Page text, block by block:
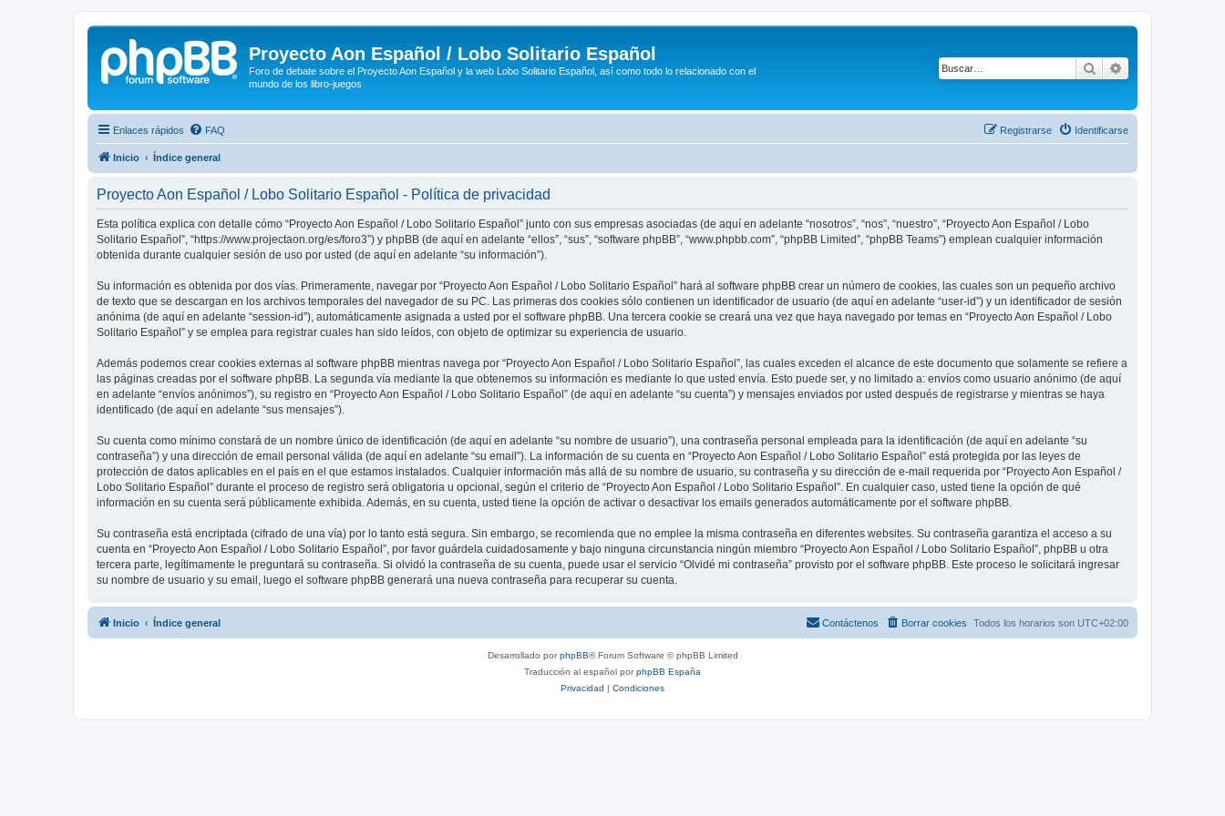
Proyecto Aon Español / Lobo Solitario Español
Foro de debate sobre el Proyecto Aon Español y la web Lobo Solitario Español, así como todo lo relacionado con el
mundo de los libro-juegos
Buscar
Enlaces rápidos FAQ Identificarse
Registrarse
Inicio Índice general
Proyecto Aon Español / Lobo Solitario Español - Política de privacidad
Esta política explica con detalle cómo “Proyecto Aon Español / Lobo Solitario Español” junto con sus empresas asociadas (de aquí en adelante “nosotros”, “nos”, “nuestro”, “Proyecto Aon Español / Lobo
Solitario Español”, “https://www.projectaon.org/es/foro3”) y phpBB (de aquí en adelante “ellos”, “sus”, “software phpBB”, “www.phpbb.com”, “phpBB Limited”, “phpBB Teams”) emplean cualquier información
obtenida durante cualquier sesión de uso por usted (de aquí en adelante “su información”).
Su información es obtenida por dos vías. Primeramente, navegar por “Proyecto Aon Español / Lobo Solitario Español” hará al software phpBB crear un número de cookies, las cuales son un pequeño archivo
de texto que se descargan en los archivos temporales del navegador de su PC. Las primeras dos cookies sólo contienen un identificador de usuario (de aquí en adelante “user-id”) y un identificador de sesión
anónima (de aquí en adelante “session-id”), automáticamente asignada a usted por el software phpBB. Una tercera cookie se creará una vez que haya navegado por temas en “Proyecto Aon Español / Lobo
Solitario Español” y se emplea para registrar cuales han sido leídos, con objeto de optimizar su experiencia de usuario.
Además podemos crear cookies externas al software phpBB mientras navega por “Proyecto Aon Español / Lobo Solitario Español”, las cuales exceden el alcance de este documento que solamente se refiere a
las páginas creadas por el software phpBB. La segunda vía mediante la que obtenemos su información es mediante lo que usted envía. Esto puede ser, y no limitado a: envíos como usuario anónimo (de aquí
en adelante “envíos anónimos”), su registro en “Proyecto Aon Español / Lobo Solitario Español” (de aquí en adelante “su cuenta”) y mensajes enviados por usted después de registrarse y mientras se haya
identificado (de aquí en adelante “sus mensajes”).
Su cuenta como mínimo constará de un nombre único de identificación (de aquí en adelante “su nombre de usuario”), una contraseña personal empleada para la identificación (de aquí en adelante “su
contraseña”) y una dirección de email personal válida (de aquí en adelante “su email”). La información de su cuenta en “Proyecto Aon Español / Lobo Solitario Español” está protegida por las leyes de
protección de datos aplicables en el país en el que estamos instalados. Cualquier información más allá de su nombre de usuario, su contraseña y su dirección de e-mail requerida por “Proyecto Aon Español /
Lobo Solitario Español” durante el proceso de registro será obligatoria u opcional, según el criterio de “Proyecto Aon Español / Lobo Solitario Español”. En cualquier caso, usted tiene la opción de qué
información en su cuenta será públicamente exhibida. Además, en su cuenta, usted tiene la opción de activar o desactivar los emails generados automáticamente por el software phpBB.
Su contraseña está encriptada (cifrado de una vía) por lo tanto está segura. Sin embargo, se recomienda que no emplee la misma contraseña en diferentes websites. Su contraseña garantiza el acceso a su
cuenta en “Proyecto Aon Español / Lobo Solitario Español”, por favor guárdela cuidadosamente y bajo ninguna circunstancia ningún miembro “Proyecto Aon Español / Lobo Solitario Español”, phpBB u otra
tercera parte, legítimamente le preguntará su contraseña. Si olvidó la contraseña de su cuenta, puede usar el servicio “Olvidé mi contraseña” provisto por el software phpBB. Este proceso le solicitará ingresar
su nombre de usuario y su email, luego el software phpBB generará una nueva contraseña para recuperar su cuenta.
Inicio Índice general Todos los horarios son UTC+02:00
Borrar cookies
Contáctenos
Desarrollado porphpBB® Forum Software © phpBB Limited
Traducción al español porphpBB España
Privacidad | Condiciones